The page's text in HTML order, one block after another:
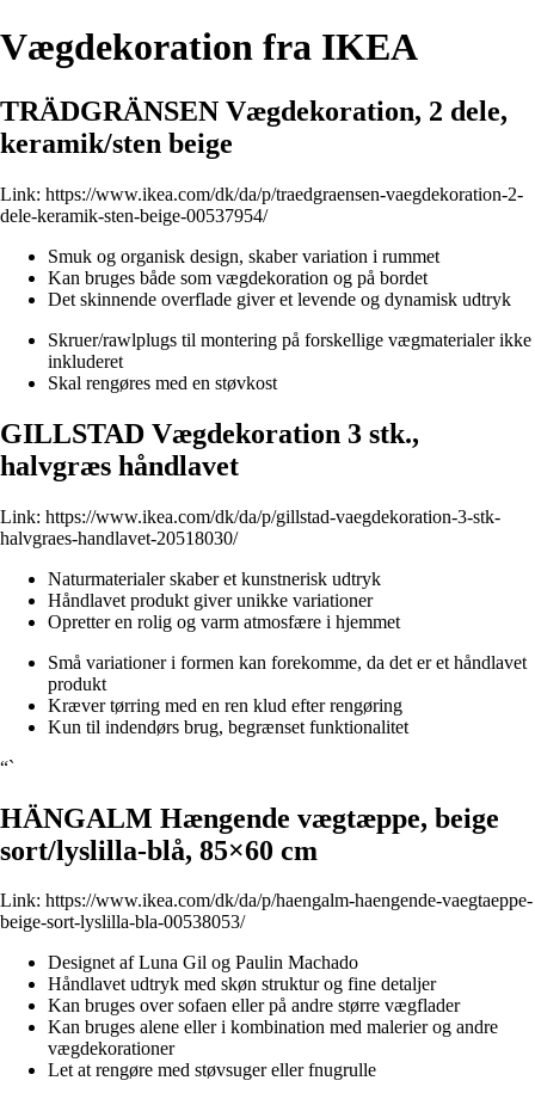
Vægdekoration fra IKEA
TRÄDGRÄNSEN Vægdekoration, 2 dele,
keramik/sten beige
Link: https://www.ikea.com/dk/da/p/traedgraensen-vaegdekoration-2-
dele-keramik-sten-beige-00537954/
Smuk og organisk design, skaber variation i rummet
Kan bruges både som vægdekoration og på bordet
Det skinnende overflade giver et levende og dynamisk udtryk
Skruer/rawlplugs til montering på forskellige vægmaterialer ikke
inkluderet
Skal rengøres med en støvkost
GILLSTAD Vægdekoration 3 stk.,
halvgræs håndlavet
Link: https://www.ikea.com/dk/da/p/gillstad-vaegdekoration-3-stk-
halvgraes-handlavet-20518030/
Naturmaterialer skaber et kunstnerisk udtryk
Håndlavet produkt giver unikke variationer
Opretter en rolig og varm atmosfære i hjemmet
Små variationer i formen kan forekomme, da det er et håndlavet
produkt
Kræver tørring med en ren klud efter rengøring
Kun til indendørs brug, begrænset funktionalitet
“`
HÄNGALM Hængende vægtæppe, beige
sort/lyslilla-blå, 85×60 cm
Link: https://www.ikea.com/dk/da/p/haengalm-haengende-vaegtaeppe-
beige-sort-lyslilla-bla-00538053/
Designet af Luna Gil og Paulin Machado
Håndlavet udtryk med skøn struktur og fine detaljer
Kan bruges over sofaen eller på andre større vægflader
Kan bruges alene eller i kombination med malerier og andre
vægdekorationer
Let at rengøre med støvsuger eller fnugrulle